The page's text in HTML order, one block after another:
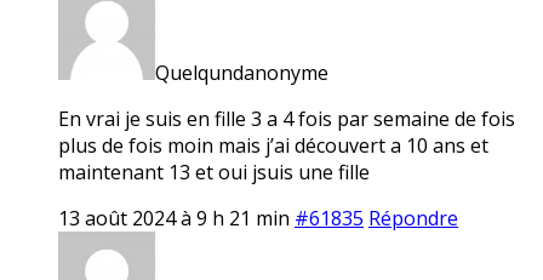
Quelqundanonyme
En vrai je suis en fille 3 a 4 fois par semaine de fois
plus de fois moin mais j’ai découvert a 10 ans et
maintenant 13 et oui jsuis une fille
13 août 2024 à 9 h 21 min #61835 Répondre